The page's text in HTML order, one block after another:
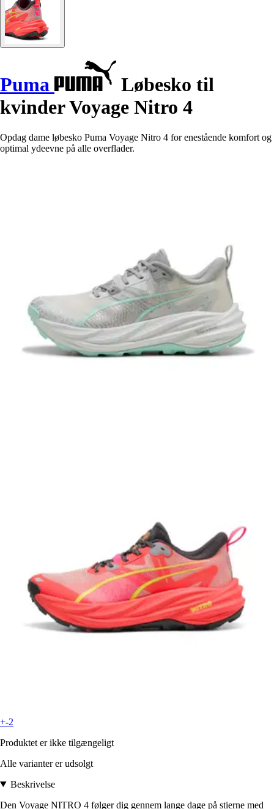
Puma
Løbesko til
kvinder Voyage Nitro 4
Opdag dame løbesko Puma Voyage Nitro 4 for enestående komfort og
optimal ydeevne på alle overflader.
+-2
Produktet er ikke tilgængeligt
Alle varianter er udsolgt
Beskrivelse
Den Voyage NITRO 4 følger dig gennem lange dage på stierne med